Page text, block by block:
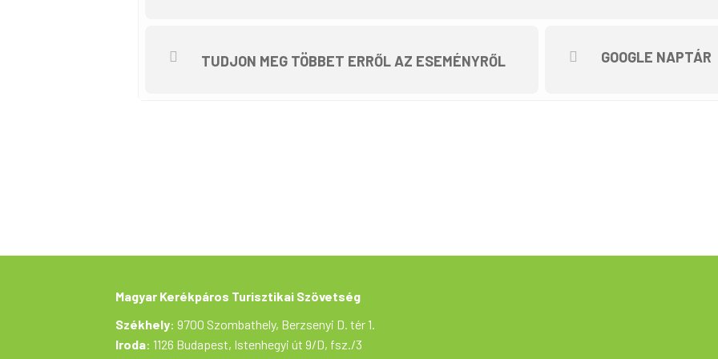
A kerékpártúra a Tekerj a Zöldbe! túrasorozat része, ami a Magyar Kerékpáros Turisztikai
TUDJON MEG TÖBBET ERRŐL AZ ESEMÉNYRŐL GOOGLE NAPTÁR
Magyar Kerékpáros Turisztikai Szövetség
Székhely: 9700 Szombathely, Berzsenyi D. tér 1.
Iroda: 1126 Budapest, Istenhegyi út 9/D, fsz./3